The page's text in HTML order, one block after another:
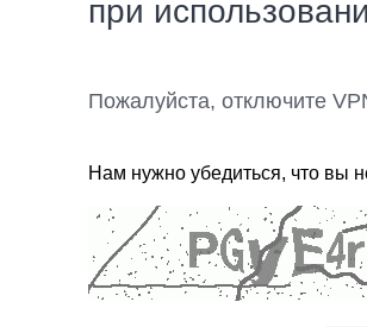
при
Пожалуйста, отключите
Нам нужно убедиться, что вы